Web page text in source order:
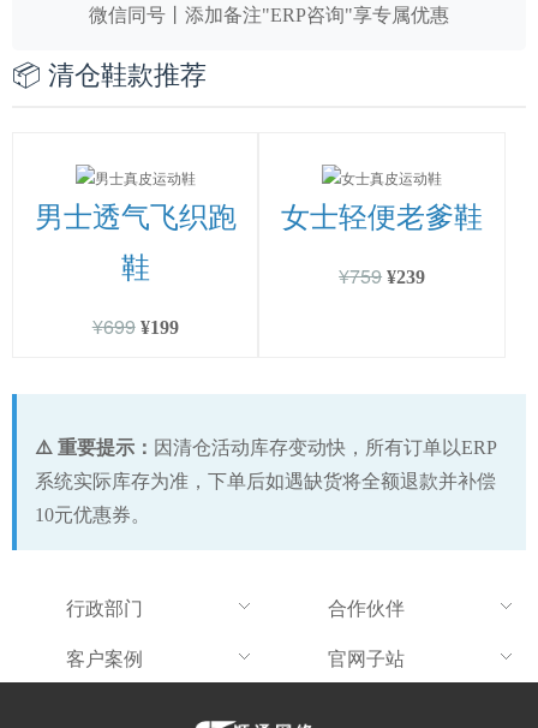
微信同号丨添加备注"ERP咨询"享专属优惠
📦 清仓鞋款推荐
男士透气飞织跑
鞋
¥699 ¥199
女士轻便老爹鞋
¥759 ¥239
⚠️ 重要提示： 因清仓活动库存变动快，所有订单以ERP
系统实际库存为准，下单后如遇缺货将全额退款并补偿
10元优惠券。
行政部门
合作伙伴
客户案例
官网子站